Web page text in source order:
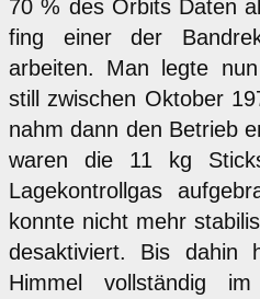
70 % des Orbits Daten
fing einer der
arbeiten. Man legte
still zwischen Oktober
nahm dann den Betrieb
waren die 11 kg
Lagekontrollgas
konnte nicht mehr
desaktiviert. Bis
Himmel vollständig